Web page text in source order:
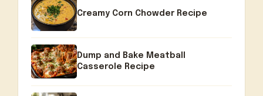
Creamy Corn Chowder Recipe
Dump and Bake Meatball
Casserole Recipe